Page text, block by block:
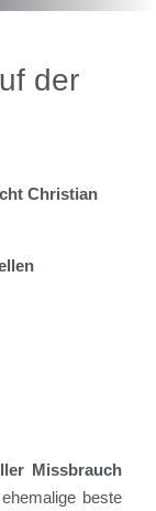
der
Christian
Missbrauch
beste